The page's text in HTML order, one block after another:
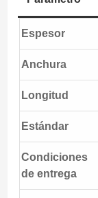
Espesor
Anchura
Longitud
Estándar
Condiciones
de entrega